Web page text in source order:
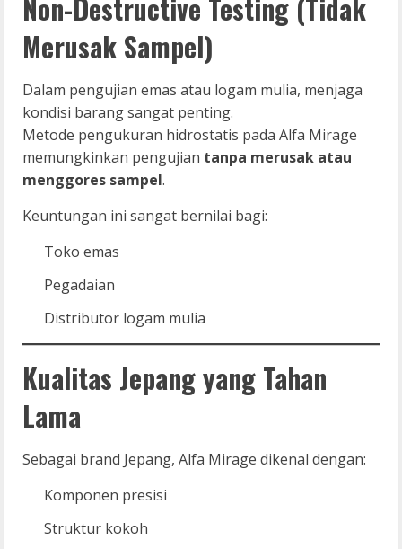
Non-Destructive Testing (Tidak
Merusak Sampel)
Dalam pengujian emas atau logam mulia, menjaga
kondisi barang sangat penting.
Metode pengukuran hidrostatis pada Alfa Mirage
memungkinkan pengujian tanpa merusak atau
menggores sampel.
Keuntungan ini sangat bernilai bagi:
Toko emas
Pegadaian
Distributor logam mulia
Kualitas Jepang yang Tahan
Lama
Sebagai brand Jepang, Alfa Mirage dikenal dengan:
Komponen presisi
Struktur kokoh